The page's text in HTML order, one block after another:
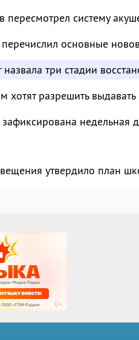
пересмотрел систему
основные
назвала три стадии
хотят разрешить
недельная
утвердило план